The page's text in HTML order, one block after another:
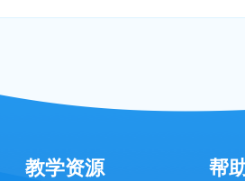
教学资源 帮